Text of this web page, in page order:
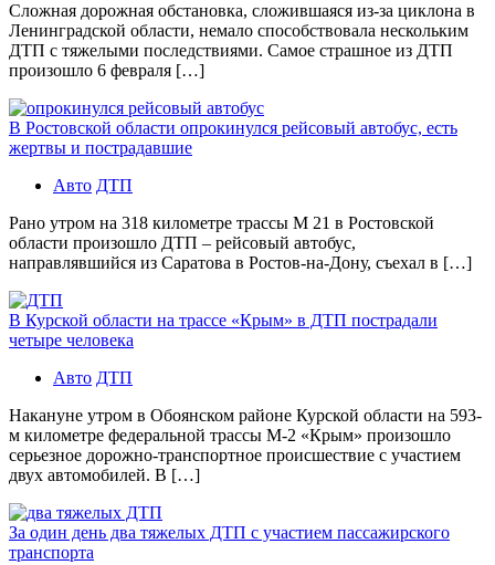
Сложная дорожная обстановка, сложившаяся из-за циклона в
Ленинградской области, немало способствовала нескольким
ДТП с тяжелыми последствиями. Самое страшное из ДТП
произошло 6 февраля […]
В Ростовской области опрокинулся рейсовый автобус, есть
жертвы и пострадавшие
Авто ДТП
Рано утром на 318 километре трассы М 21 в Ростовской
области произошло ДТП – рейсовый автобус,
направлявшийся из Саратова в Ростов-на-Дону, съехал в […]
В Курской области на трассе «Крым» в ДТП пострадали
четыре человека
Авто ДТП
Накануне утром в Обоянском районе Курской области на 593-
м километре федеральной трассы М-2 «Крым» произошло
серьезное дорожно-транспортное происшествие с участием
двух автомобилей. В […]
За один день два тяжелых ДТП с участием пассажирского
транспорта